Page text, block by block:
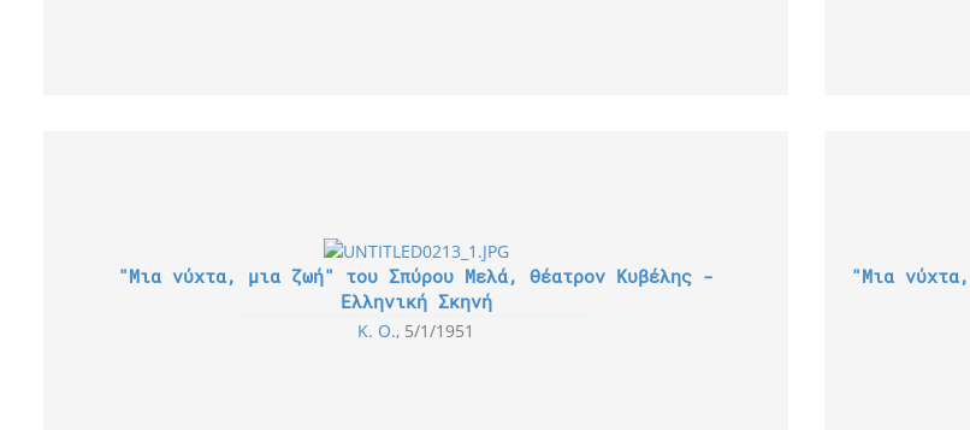
"Μια νύχτα, μια ζωή" του Σπύρου Μελά, Θέατρον Κυβέλης -
Ελληνική Σκηνή
Κ. Ο. 5/1/1951
"Μια